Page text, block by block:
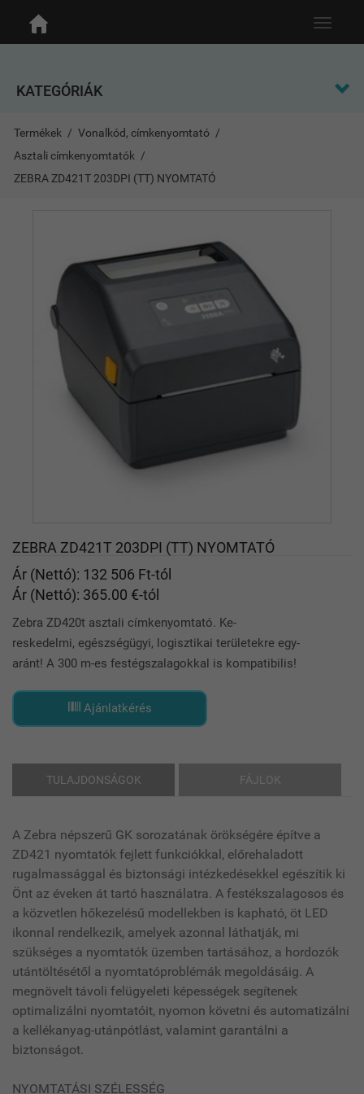
Toggle
KATEGÓRIÁK
Termékek
Vonalkód, címkenyomtató
Asztali címkenyomtatók
ZEBRA ZD421T 203DPI (TT) NYOMTATÓ
ZEBRA ZD421T 203DPI (TT) NYOMTATÓ
Ár (Nettó): 132 506 Ft-tól
Ár (Nettó): 365.00 €-tól
Zebra ZD420t asztali címkenyomtató. Ke-
reskedelmi, egészségügyi, logisztikai területekre egy-
aránt! A 300 m-es festégszalagokkal is kompatibilis!
Ajánlatkérés
TULAJDONSÁGOK FÁJLOK
A Zebra népszerű GK sorozatának örökségére építve a
ZD421 nyomtatók fejlett funkciókkal, előrehaladott
rugalmassággal és biztonsági intézkedésekkel egészítik ki
Önt az éveken át tartó használatra. A festékszalagosos és
a közvetlen hőkezelésű modellekben is kapható, öt LED
ikonnal rendelkezik, amelyek azonnal láthatják, mi
szükséges a nyomtatók üzemben tartásához, a hordozók
utántöltésétől a nyomtatóproblémák megoldásáig. A
megnövelt távoli felügyeleti képességek segítenek
optimalizálni nyomtatóit, nyomon követni és automatizálni
a kellékanyag-utánpótlást, valamint garantálni a
biztonságot.
NYOMTATÁSI SZÉLESSÉG